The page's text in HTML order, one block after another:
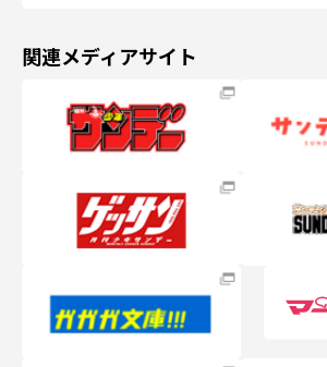
関連メディアサイト